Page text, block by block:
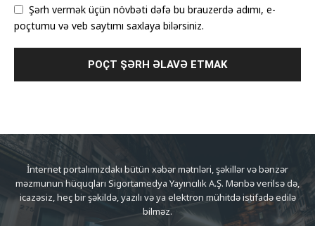
Şərh vermək üçün növbəti dəfə bu brauzerdə adımı, e-
poçtumu və veb saytımı saxlaya bilərsiniz.
İnternet portalımızdakı bütün xəbər mətnləri, şəkillər və bənzər
məzmunun hüquqları Sigortamedya Yayıncılık A.Ş. Mənbə verilsə də,
icazəsiz, heç bir şəkildə, yazılı və ya elektron mühitdə istifadə edilə
bilməz.